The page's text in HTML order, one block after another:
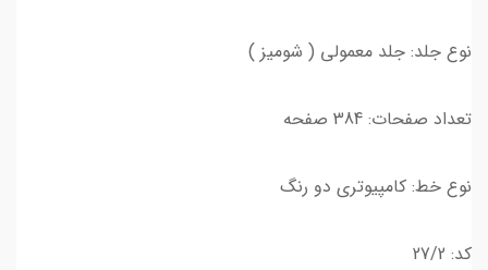
نوع جلد: جلد معمولی ( شومیز )
تعداد صفحات: 384 صفحه
نوع خط: کامپیوتری دو رنگ
کد: 27/2